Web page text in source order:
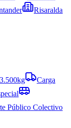
Risaralda
Carga
Público Colectivo